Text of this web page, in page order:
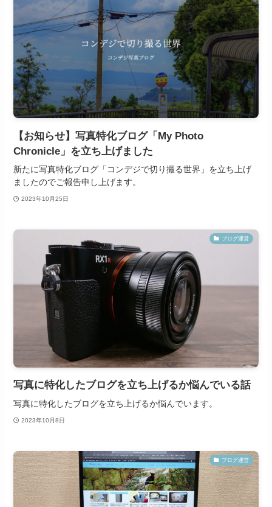
【お知らせ】写真特化ブログ「My Photo
Chronicle」を立ち上げました
新たに写真特化ブログ「コンデジで切り撮る世界」を立ち上げ
ましたのでご報告申し上げます。
2023年10月25日
ブログ運営
写真に特化したブログを立ち上げるか悩んでいる話
写真に特化したブログを立ち上げるか悩んでいます。
2023年10月8日
ブログ運営